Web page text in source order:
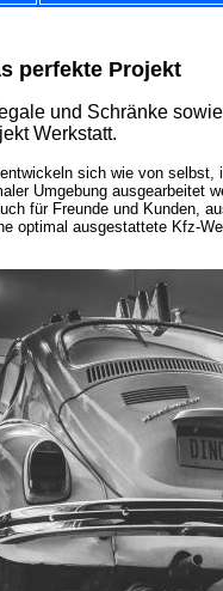
perfekte Projekt
und Schränke
Werkstatt.
sich wie von
Umgebung ausgearbeitet
für Freunde und Kunden,
optimal ausgestattete Kfz-